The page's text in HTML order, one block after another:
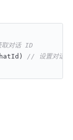
对话 ID
// 设置对话